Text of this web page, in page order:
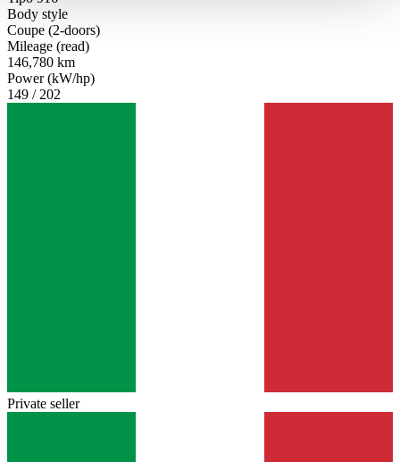
haben oder die sie im Rahmen Ihrer Nutzung der Dienste
gesammelt haben.
Body style
Coupe (2-doors)
Mileage (read)
146,780 km
Power (kW/hp)
149 / 202
Private seller